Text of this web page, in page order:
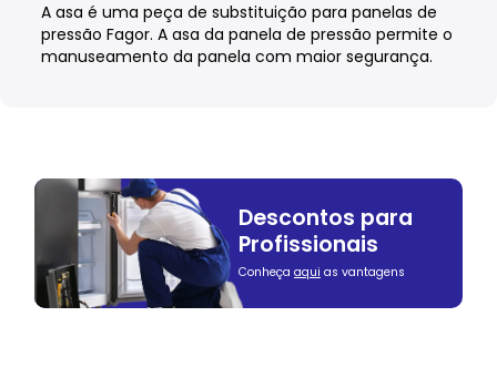
A asa é uma peça de substituição para panelas de
pressão Fagor. A asa da panela de pressão permite o
manuseamento da panela com maior segurança.
Descontos para
Profissionais
Conheça aqui as vantagens